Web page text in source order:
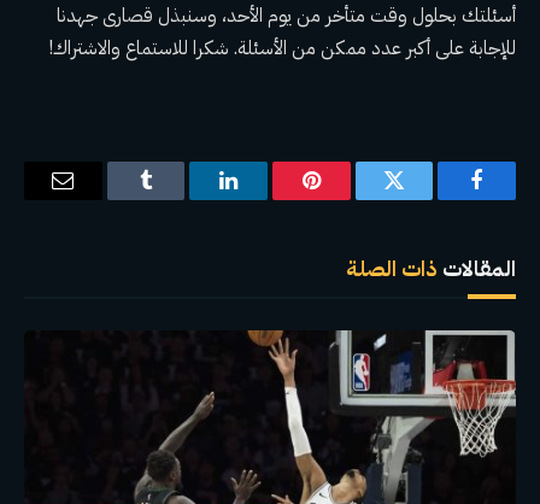
أسئلتك بحلول وقت متأخر من يوم الأحد، وسنبذل قصارى جهدنا
للإجابة على أكبر عدد ممكن من الأسئلة. شكرا للاستماع والاشتراك!
فيسبوك تويتر بينتيريستلينكدإن Tumblr
البريد
المقالات ذات الصلة